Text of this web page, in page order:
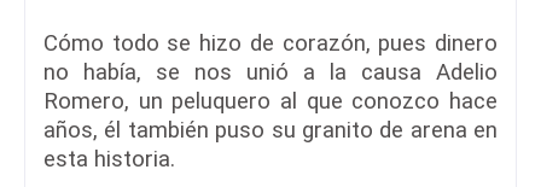
Cómo todo se hizo de corazón, pues dinero
no había, se nos unió a la causa Adelio
Romero, un peluquero al que conozco hace
años, él también puso su granito de arena en
esta historia.